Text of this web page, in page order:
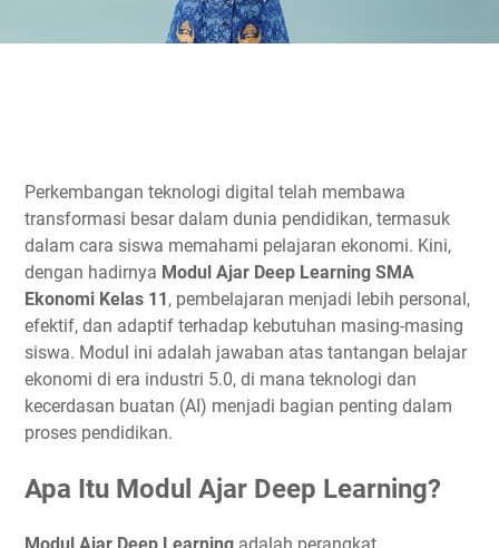
Perkembangan teknologi digital telah membawa
transformasi besar dalam dunia pendidikan, termasuk
dalam cara siswa memahami pelajaran ekonomi. Kini,
dengan hadirnya Modul Ajar Deep Learning SMA
Ekonomi Kelas 11, pembelajaran menjadi lebih personal,
efektif, dan adaptif terhadap kebutuhan masing-masing
siswa. Modul ini adalah jawaban atas tantangan belajar
ekonomi di era industri 5.0, di mana teknologi dan
kecerdasan buatan (AI) menjadi bagian penting dalam
proses pendidikan.
Apa Itu Modul Ajar Deep Learning?
Modul Ajar Deep Learning adalah perangkat